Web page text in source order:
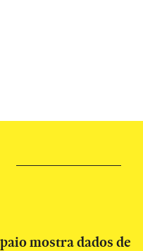
mostra dados de